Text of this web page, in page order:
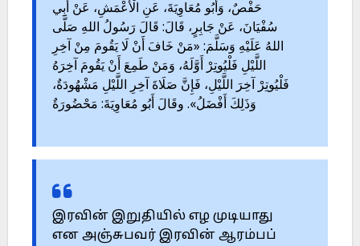
حَفْصٌ، وَأَبُو مُعَاوِيَةَ، عَنِ الْأَعْمَشِ، عَنْ أَبِي
سُفْيَانَ، عَنْ جَابِرٍ، قَالَ: قَالَ رَسُولُ اللهِ صَلَّى
اللهُ عَلَيْهِ وَسَلَّمَ: «مَنْ خَافَ أَنْ لَا يَقُومَ مِنْ آخِرِ
اللَّيْلِ فَلْيُوتِرْ أَوَّلَهُ، وَمَنْ طَمِعَ أَنْ يَقُومَ آخِرَهُ
فَلْيُوتِرْ آخِرَ اللَّيْلِ، فَإِنَّ صَلَاةَ آخِرِ اللَّيْلِ مَشْهُودَةٌ،
وَذَلِكَ أَفْضَلُ». وقَالَ أَبُو مُعَاوِيَةَ: مَحْضُورَةٌ
இரவின் இறுதியில் எழ முடியாது
என அஞ்சுபவர் இரவின் ஆரம்பப்